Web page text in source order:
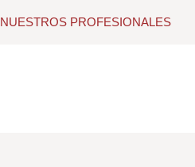
NUESTROS PROFESIONALES